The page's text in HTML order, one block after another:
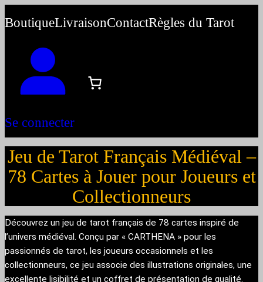
au
BoutiqueLivraisonContactRègles du Tarot
Se connecter
Jeu de Tarot Français Médiéval –
78 Cartes à Jouer pour Joueurs et
Collectionneurs
Découvrez un jeu de tarot français de 78 cartes inspiré de
l’univers médiéval. Conçu par « CARTHENA » pour les
passionnés de tarot, les joueurs occasionnels et les
collectionneurs, ce jeu associe des illustrations originales, une
excellente lisibilité et un coffret de présentation de qualité.